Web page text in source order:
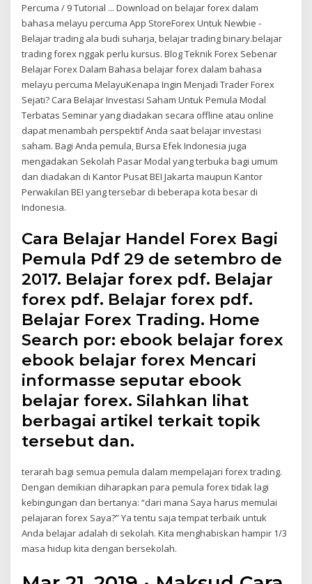
Percuma / 9 Tutorial ... Download on belajar forex dalam
bahasa melayu percuma App StoreForex Untuk Newbie -
Belajar trading ala budi suharja, belajar trading binary.belajar
trading forex nggak perlu kursus. Blog Teknik Forex Sebenar
Belajar Forex Dalam Bahasa belajar forex dalam bahasa
melayu percuma MelayuKenapa Ingin Menjadi Trader Forex
Sejati? Cara Belajar Investasi Saham Untuk Pemula Modal
Terbatas Seminar yang diadakan secara offline atau online
dapat menambah perspektif Anda saat belajar investasi
saham. Bagi Anda pemula, Bursa Efek Indonesia juga
mengadakan Sekolah Pasar Modal yang terbuka bagi umum
dan diadakan di Kantor Pusat BEI Jakarta maupun Kantor
Perwakilan BEI yang tersebar di beberapa kota besar di
Indonesia.
Cara Belajar Handel Forex Bagi
Pemula Pdf 29 de setembro de
2017. Belajar forex pdf. Belajar
forex pdf. Belajar forex pdf.
Belajar Forex Trading. Home
Search por: ebook belajar forex
ebook belajar forex Mencari
informasse seputar ebook
belajar forex. Silahkan lihat
berbagai artikel terkait topik
tersebut dan.
terarah bagi semua pemula dalam mempelajari forex trading.
Dengan demikian diharapkan para pemula forex tidak lagi
kebingungan dan bertanya: “dari mana Saya harus memulai
pelajaran forex Saya?” Ya tentu saja tempat terbaik untuk
Anda belajar adalah di sekolah. Kita menghabiskan hampir 1/3
masa hidup kita dengan bersekolah.